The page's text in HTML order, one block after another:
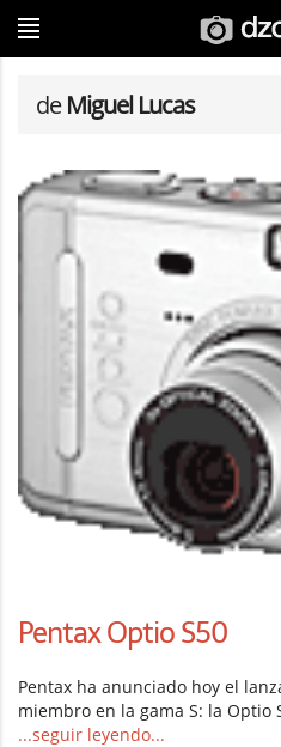
deMiguel Lucas
Pentax Optio S50
Pentax ha anunciado hoy el
miembro en la gama S: la Optio
...seguir leyendo...